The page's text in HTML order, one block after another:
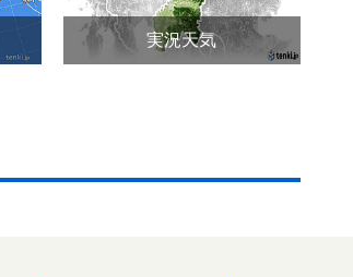
実況天気